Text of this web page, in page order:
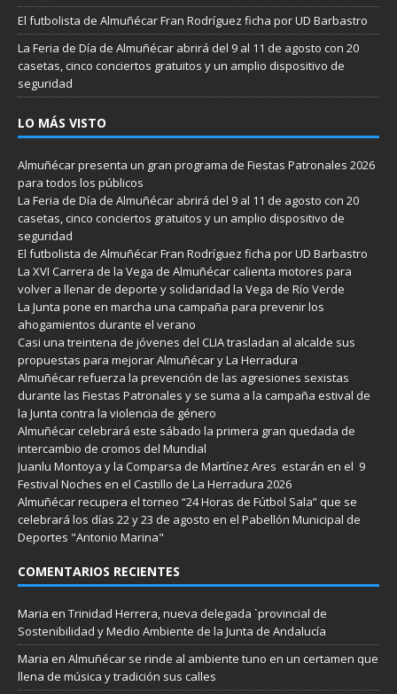
El futbolista de Almuñécar Fran Rodríguez ficha por UD Barbastro
La Feria de Día de Almuñécar abrirá del 9 al 11 de agosto con 20
casetas, cinco conciertos gratuitos y un amplio dispositivo de
seguridad
LO MÁS VISTO
Almuñécar presenta un gran programa de Fiestas Patronales 2026
para todos los públicos
La Feria de Día de Almuñécar abrirá del 9 al 11 de agosto con 20
casetas, cinco conciertos gratuitos y un amplio dispositivo de
seguridad
El futbolista de Almuñécar Fran Rodríguez ficha por UD Barbastro
La XVI Carrera de la Vega de Almuñécar calienta motores para
volver a llenar de deporte y solidaridad la Vega de Río Verde
La Junta pone en marcha una campaña para prevenir los
ahogamientos durante el verano
Casi una treintena de jóvenes del CLIA trasladan al alcalde sus
propuestas para mejorar Almuñécar y La Herradura
Almuñécar refuerza la prevención de las agresiones sexistas
durante las Fiestas Patronales y se suma a la campaña estival de
la Junta contra la violencia de género
Almuñécar celebrará este sábado la primera gran quedada de
intercambio de cromos del Mundial
Juanlu Montoya y la Comparsa de Martínez Ares estarán en el 9
Festival Noches en el Castillo de La Herradura 2026
Almuñécar recupera el torneo “24 Horas de Fútbol Sala” que se
celebrará los días 22 y 23 de agosto en el Pabellón Municipal de
Deportes "Antonio Marina"
COMENTARIOS RECIENTES
Maria en Trinidad Herrera, nueva delegada `provincial de
Sostenibilidad y Medio Ambiente de la Junta de Andalucía
Maria en Almuñécar se rinde al ambiente tuno en un certamen que
llena de música y tradición sus calles